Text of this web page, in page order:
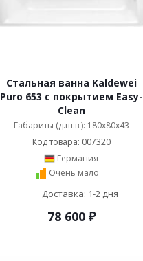
Стальная ванна Kaldewei
Puro 653 с покрытием Easy-
Clean
Габариты (д.ш.в.): 180x80x43
Код товара: 007320
Германия
Очень мало
Доставка: 1-2 дня
78 600₽